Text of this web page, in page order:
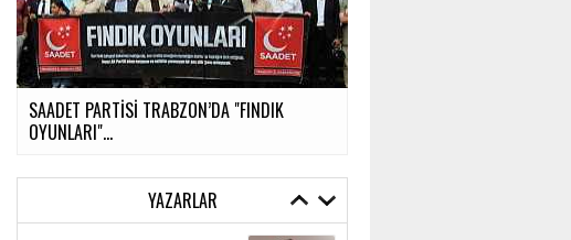
SAADET PARTİSİ TRABZON’DA "FINDIK
OYUNLARI"...
YAZARLAR